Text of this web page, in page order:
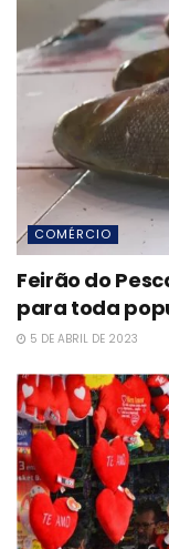
COMÉRCIO
Feirão do
para toda
5 DE ABRIL DE 2023